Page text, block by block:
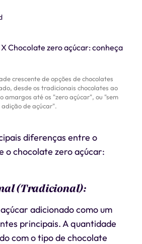
crescente de opções de chocolates
desde os tradicionais chocolates ao
amargos até os "zero açúcar", ou "sem
adição de açúcar".
diferenças entre o
o chocolate zero açúcar:
(Tradicional):
adicionado como um
principais. A quantidade
com o tipo de chocolate